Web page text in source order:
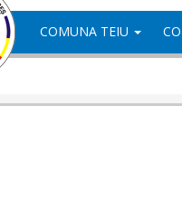
COMUNA TEIU